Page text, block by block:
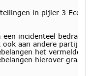
in pijler 3
incidenteel bedrag
ook aan andere partijen
het vermelde
hierover